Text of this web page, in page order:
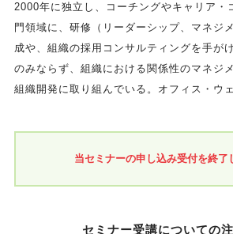
2000年に独立し、コーチングやキャリア・
門領域に、研修（リーダーシップ、マネジ
成や、組織の採用コンサルティングを手が
のみならず、組織における関係性のマネジ
組織開発に取り組んでいる。オフィス・ウ
当セミナーの申し込み受付を終了
セミナー受講についての